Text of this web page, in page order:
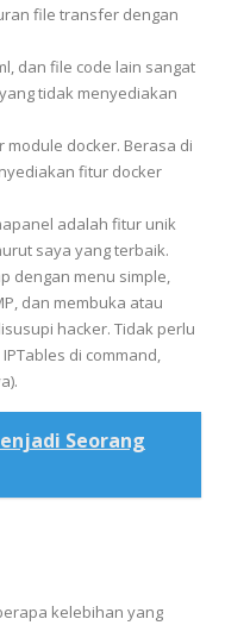
file transfer dengan
dan file code lain sangat
tidak menyediakan
module docker. Berasa di
fitur docker
adalah fitur unik
saya yang terbaik.
dengan menu simple,
dan membuka atau
hacker. Tidak perlu
di command,
Seorang
kelebihan yang